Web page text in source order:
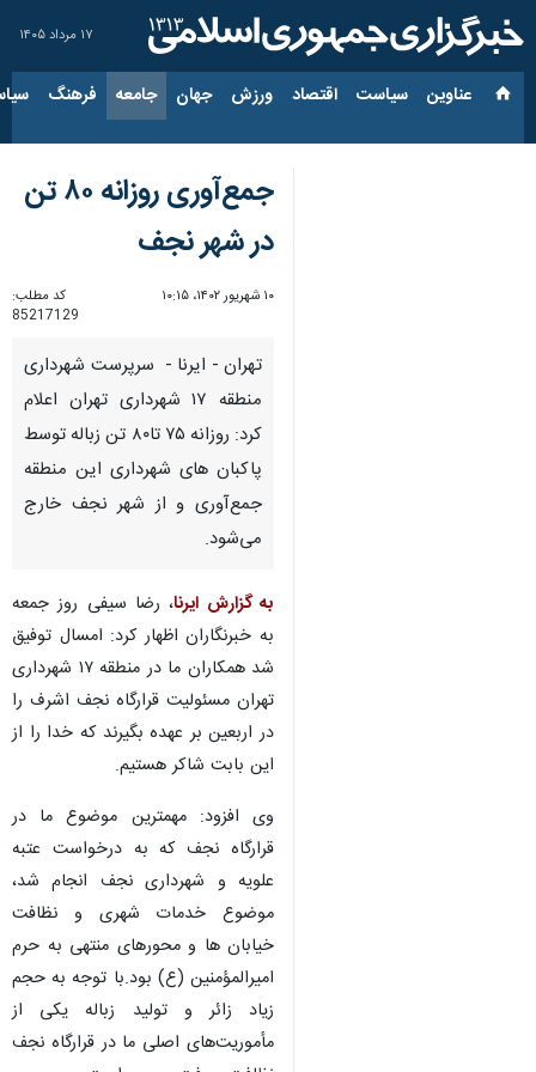
۱۷ مرداد ۱۴۰۵
عناوین‌ سیاست اقتصاد ورزش جهان جامعه فرهنگ
جمع‌آوری روزانه ۸۰ تن
در شهر نجف
۱۰ شهریور ۱۴۰۲، ۱۰:۱۵
کد مطلب:
85217129
تهران - ایرنا - سرپرست شهرداری
منطقه ۱۷ شهرداری تهران اعلام
کرد: روزانه ۷۵ تا۸۰ تن زباله توسط
پاکبان‌ های شهرداری این منطقه
جمع‌آوری و از شهر نجف خارج
می‌شود.
به گزارش ایرنا، رضا سیفی روز جمعه
به خبرنگاران اظهار کرد: امسال توفیق
شد همکاران ما در منطقه ۱۷ شهرداری
تهران مسئولیت قرارگاه نجف اشرف را
در اربعین بر عهده بگیرند که خدا را از
این بابت شاکر هستیم.
وی افزود: مهمترین موضوع ما در
قرارگاه نجف که به درخواست عتبه
علویه و شهرداری نجف انجام شد،
موضوع خدمات شهری و نظافت
خیابان ها و محورهای منتهی به حرم
امیرالمؤمنین (ع) بود.با توجه به حجم
زیاد زائر و تولید زباله یکی از
مأموریت‌های اصلی ما در قرارگاه نجف